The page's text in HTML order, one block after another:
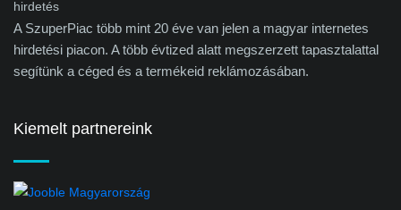
A SzuperPiac több mint 20 éve van jelen a magyar internetes
hirdetési piacon. A több évtized alatt megszerzett tapasztalattal
segítünk a céged és a termékeid reklámozásában.
Kiemelt partnereink